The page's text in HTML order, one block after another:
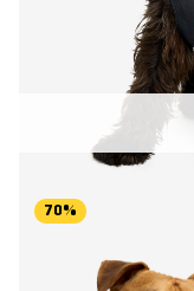
70%